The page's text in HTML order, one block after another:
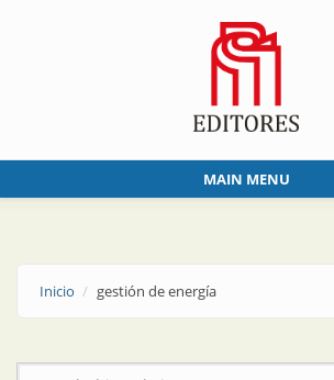
MAIN MENU
Inicio gestión de energía